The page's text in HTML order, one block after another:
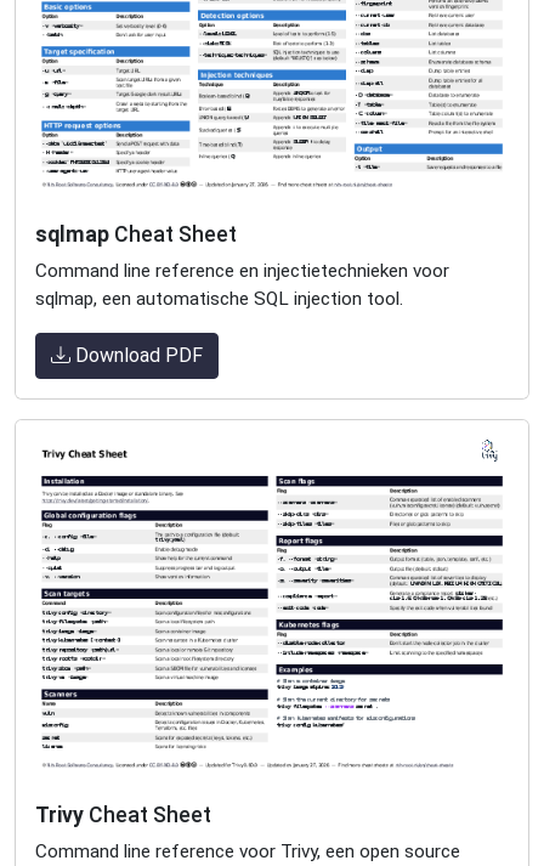
sqlmap Cheat Sheet
Command line reference en injectietechnieken voor
sqlmap, een automatische SQL injection tool.
Download PDF
Trivy Cheat Sheet
Command line reference voor Trivy, een open source